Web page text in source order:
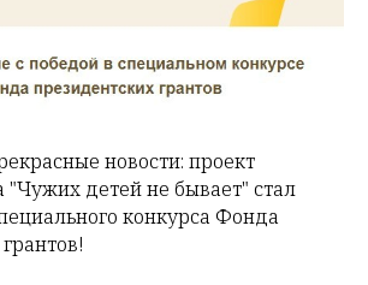
новости: проект
"Чужих детей не бывает" стал
конкурса Фонда